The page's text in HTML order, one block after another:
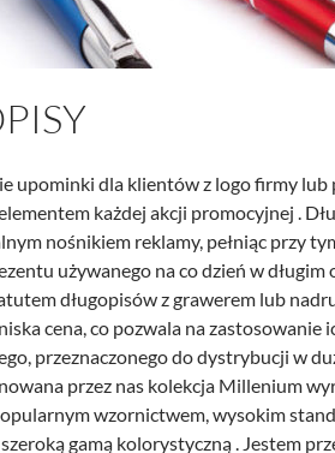
upominki dla klientów z logo firmy lub
każdej akcji promocyjnej .
nośnikiem reklamy, pełniąc przy
używanego na co dzień w długim
długopisów z grawerem lub
cena, co pozwala na zastosowanie
przeznaczonego do dystrybucji w
przez nas kolekcja Millenium
wzornictwem, wysokim
gamą kolorystyczną . Jestem